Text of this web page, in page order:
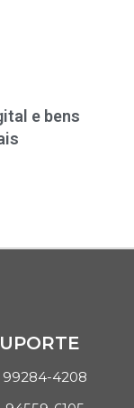
e bens
99284-4208